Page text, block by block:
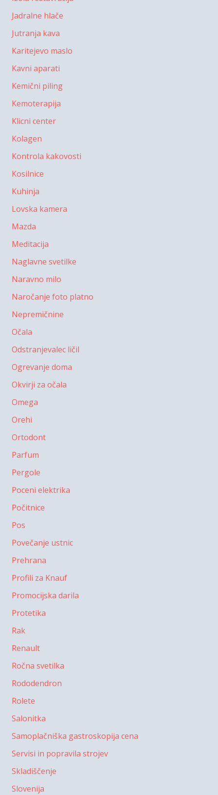
Jadralne hlače
Jutranja kava
Karitejevo maslo
Kavni aparati
Kemični piling
Kemoterapija
Klicni center
Kolagen
Kontrola kakovosti
Kosilnice
Kuhinja
Lovska kamera
Mazda
Meditacija
Naglavne svetilke
Naravno milo
Naročanje foto platno
Nepremičnine
Očala
Odstranjevalec ličil
Ogrevanje doma
Okvirji za očala
Omega
Orehi
Ortodont
Parfum
Pergole
Poceni elektrika
Počitnice
Pos
Povečanje ustnic
Prehrana
Profili za Knauf
Promocijska darila
Protetika
Rak
Renault
Ročna svetilka
Rododendron
Rolete
Salonitka
Samoplačniška gastroskopija cena
Servisi in popravila strojev
Skladiščenje
Slovenija